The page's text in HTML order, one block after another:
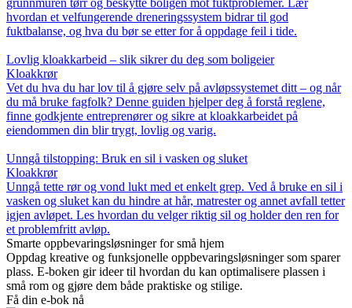
grunnmuren tørr og beskytte boligen mot fuktproblemer. Lær
hvordan et velfungerende dreneringssystem bidrar til god
fuktbalanse, og hva du bør se etter for å oppdage feil i tide.
Lovlig kloakkarbeid – slik sikrer du deg som boligeier
Kloakkrør
Vet du hva du har lov til å gjøre selv på avløpssystemet ditt – og når
du må bruke fagfolk? Denne guiden hjelper deg å forstå reglene,
finne godkjente entreprenører og sikre at kloakkarbeidet på
eiendommen din blir trygt, lovlig og varig.
Unngå tilstopping: Bruk en sil i vasken og sluket
Kloakkrør
Unngå tette rør og vond lukt med et enkelt grep. Ved å bruke en sil i
vasken og sluket kan du hindre at hår, matrester og annet avfall tetter
igjen avløpet. Les hvordan du velger riktig sil og holder den ren for
et problemfritt avløp.
Smarte oppbevaringsløsninger for små hjem
Oppdag kreative og funksjonelle oppbevaringsløsninger som sparer
plass. E-boken gir ideer til hvordan du kan optimalisere plassen i
små rom og gjøre dem både praktiske og stilige.
Få din e-bok nå